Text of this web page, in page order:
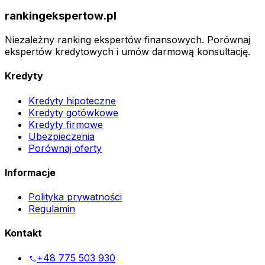
rankingekspertow.pl
Niezależny ranking ekspertów finansowych. Porównaj
ekspertów kredytowych i umów darmową konsultację.
Kredyty
Kredyty hipoteczne
Kredyty gotówkowe
Kredyty firmowe
Ubezpieczenia
Porównaj oferty
Informacje
Polityka prywatności
Regulamin
Kontakt
phone+48 775 503 930